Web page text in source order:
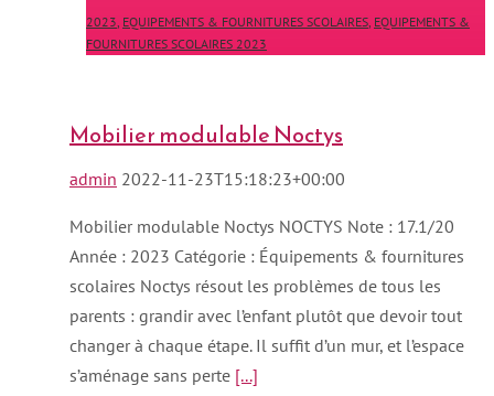
2023 EQUIPEMENTS & FOURNITURES SCOLAIRES EQUIPEMENTS &
FOURNITURES SCOLAIRES 2023
Mobilier modulable Noctys
admin 2022-11-23T15:18:23+00:00
Mobilier modulable Noctys NOCTYS Note : 17.1/20
Année : 2023 Catégorie : Équipements & fournitures
scolaires Noctys résout les problèmes de tous les
parents : grandir avec l’enfant plutôt que devoir tout
changer à chaque étape. Il suffit d’un mur, et l’espace
s’aménage sans perte [...]